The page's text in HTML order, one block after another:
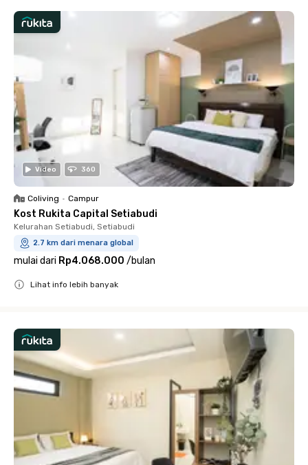
Video 360
Coliving • Campur
Kost Rukita Capital Setiabudi
Kelurahan Setiabudi, Setiabudi
2.7 km dari menara global
mulai dari Rp4.068.000 /bulan
Lihat info lebih banyak